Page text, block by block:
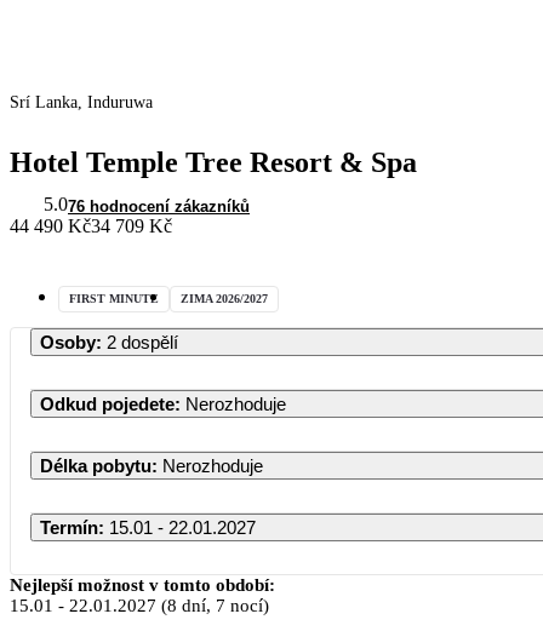
Srí Lanka, Induruwa
Hotel Temple Tree Resort & Spa
5.076 hodnocení zákazníků
44 490 Kč34 709 Kč
FIRST MINUTE ZIMA 2026/2027
Osoby: 2 dospělí
Odkud pojedete: Nerozhoduje
Délka pobytu: Nerozhoduje
Termín: 15.01 - 22.01.2027
Nejlepší možnost v tomto období:
15.01 - 22.01.2027 (8 dní, 7 nocí)